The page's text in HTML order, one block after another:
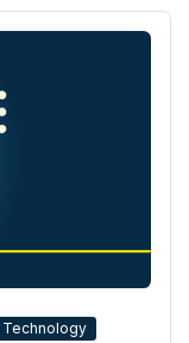
Technology